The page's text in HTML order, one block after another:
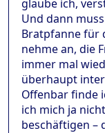
glaube ich,
Und dann
Bratpfanne für
nehme an, die
immer mal
überhaupt
Offenbar finde
ich mich ja
beschäftigen –